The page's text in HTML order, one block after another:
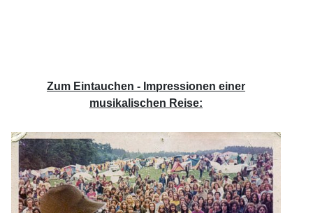
Zum Eintauchen - Impressionen einer
musikalischen Reise: